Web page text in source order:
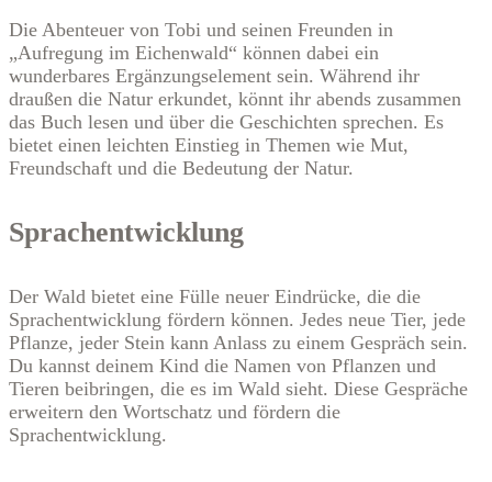
Die Abenteuer von Tobi und seinen Freunden in
„Aufregung im Eichenwald“ können dabei ein
wunderbares Ergänzungselement sein. Während ihr
draußen die Natur erkundet, könnt ihr abends zusammen
das Buch lesen und über die Geschichten sprechen. Es
bietet einen leichten Einstieg in Themen wie Mut,
Freundschaft und die Bedeutung der Natur.
Sprachentwicklung
Der Wald bietet eine Fülle neuer Eindrücke, die die
Sprachentwicklung fördern können. Jedes neue Tier, jede
Pflanze, jeder Stein kann Anlass zu einem Gespräch sein.
Du kannst deinem Kind die Namen von Pflanzen und
Tieren beibringen, die es im Wald sieht. Diese Gespräche
erweitern den Wortschatz und fördern die
Sprachentwicklung.